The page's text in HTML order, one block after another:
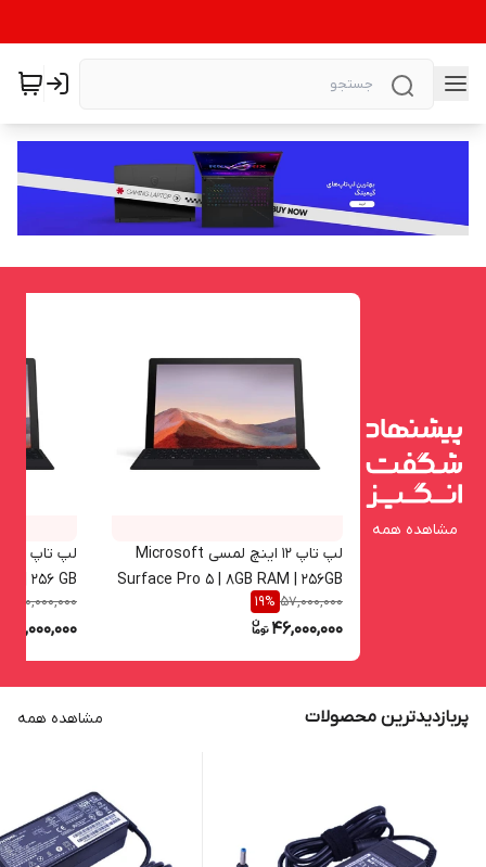
مشاهده همه
لپ تاپ 12 اینچ لمسی Microsoft
Surface Pro 5 | 8GB RAM | 256GB
SSD | Core I5 7300U
57,000,000
19%
46,000,000
| 256 GB
I7 7660U
60,000,000
50,000,000
پربازدیدترین محصولات مشاهده همه